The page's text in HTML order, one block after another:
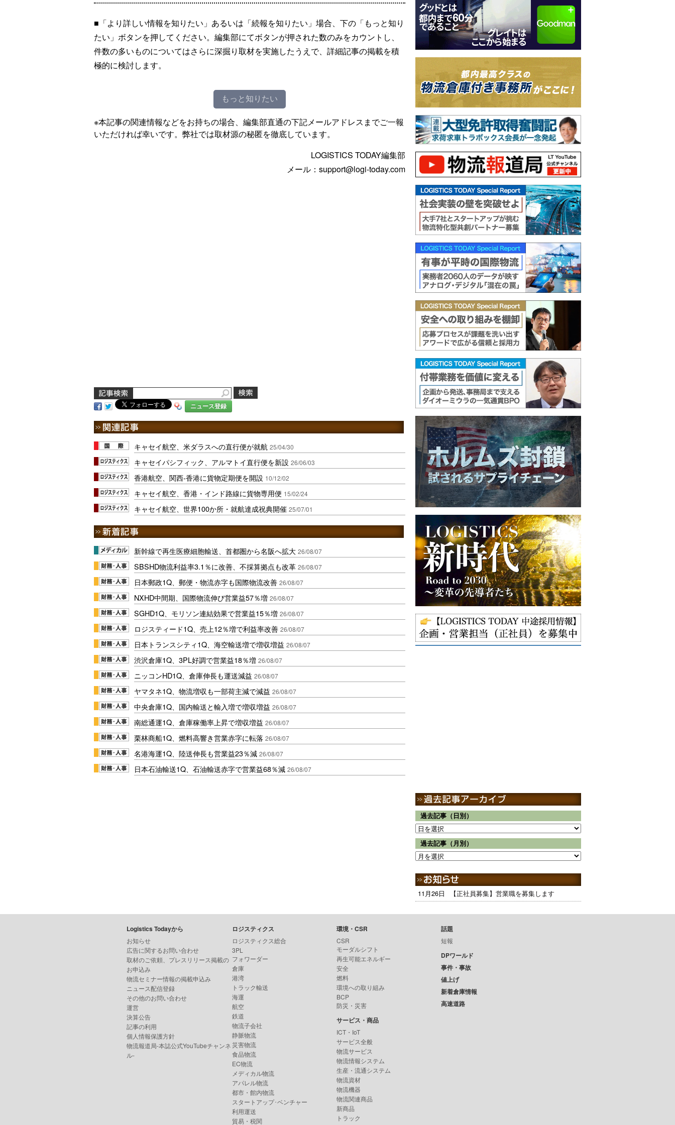
■「より詳しい情報を知りたい」あるいは「続報を知りたい」場合、下の「もっと知り
たい」ボタンを押してください。編集部にてボタンが押された数のみをカウントし、
件数の多いものについてはさらに深掘り取材を実施したうえで、詳細記事の掲載を積
極的に検討します。
もっと知りたい
※本記事の関連情報などをお持ちの場合、編集部直通の下記メールアドレスまでご一報
いただければ幸いです。弊社では取材源の秘匿を徹底しています。
LOGISTICS TODAY編集部
メール：support@logi-today.com
ニュース登録
キャセイ航空、米ダラスへの直行便が就航 25/04/30
キャセイパシフィック、アルマトイ直行便を新設 26/06/03
香港航空、関西-香港に貨物定期便を開設 10/12/02
キャセイ航空、香港・インド路線に貨物専用便 15/02/24
キャセイ航空、世界100か所・就航達成祝典開催 25/07/01
新幹線で再生医療細胞輸送、首都圏から名阪へ拡大 26/08/07
SBSHD物流利益率3.1％に改善、不採算拠点も改革 26/08/07
日本郵政1Q、郵便・物流赤字も国際物流改善 26/08/07
NXHD中間期、国際物流伸び営業益57％増 26/08/07
SGHD1Q、モリソン連結効果で営業益15％増 26/08/07
ロジスティード1Q、売上12％増で利益率改善 26/08/07
日本トランスシティ1Q、海空輸送増で増収増益 26/08/07
渋沢倉庫1Q、3PL好調で営業益18％増 26/08/07
ニッコンHD1Q、倉庫伸長も運送減益 26/08/07
ヤマタネ1Q、物流増収も一部荷主減で減益 26/08/07
中央倉庫1Q、国内輸送と輸入増で増収増益 26/08/07
南総通運1Q、倉庫稼働率上昇で増収増益 26/08/07
栗林商船1Q、燃料高響き営業赤字に転落 26/08/07
名港海運1Q、陸送伸長も営業益23％減 26/08/07
日本石油輸送1Q、石油輸送赤字で営業益68％減 26/08/07
過去記事（日別）
過去記事（月別）
11月26日 【正社員募集】営業職を募集します
Logistics Todayから
お知らせ
広告に関するお問い合わせ
取材のご依頼、プレスリリース掲載の
お申込み
物流セミナー情報の掲載申込み
ニュース配信登録
その他のお問い合わせ
運営
決算公告
記事の利用
個人情報保護方針
物流報道局-本誌公式YouTubeチャンネ
ル-
ロジスティクス
ロジスティクス総合
3PL
フォワーダー
倉庫
港湾
トラック輸送
海運
航空
鉄道
物流子会社
静脈物流
災害物流
食品物流
EC物流
メディカル物流
アパレル物流
都市・館内物流
スタートアップ･ベンチャー
利用運送
貿易・税関
環境・CSR
CSR
モーダルシフト
再生可能エネルギー
安全
燃料
環境への取り組み
BCP
防災・災害
サービス・商品
ICT・IoT
サービス全般
物流サービス
物流情報システム
生産・流通システム
物流資材
物流機器
物流関連商品
新商品
トラック
話題
短報
DPワールド
事件・事故
値上げ
新着倉庫情報
高速道路